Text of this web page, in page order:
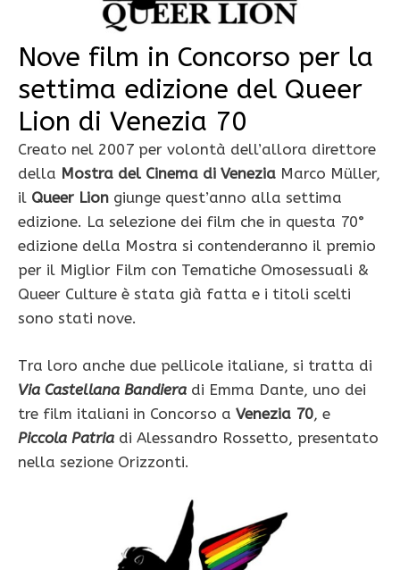
Nove film in Concorso per la
settima edizione del Queer
Lion di Venezia 70
Creato nel 2007 per volontà dell’allora direttore
della Mostra del Cinema di Venezia Marco Müller,
il Queer Lion giunge quest’anno alla settima
edizione. La selezione dei film che in questa 70°
edizione della Mostra si contenderanno il premio
per il Miglior Film con Tematiche Omosessuali &
Queer Culture è stata già fatta e i titoli scelti
sono stati nove.
Tra loro anche due pellicole italiane, si tratta di
Via Castellana Bandiera di Emma Dante, uno dei
tre film italiani in Concorso a Venezia 70, e
Piccola Patria di Alessandro Rossetto, presentato
nella sezione Orizzonti.